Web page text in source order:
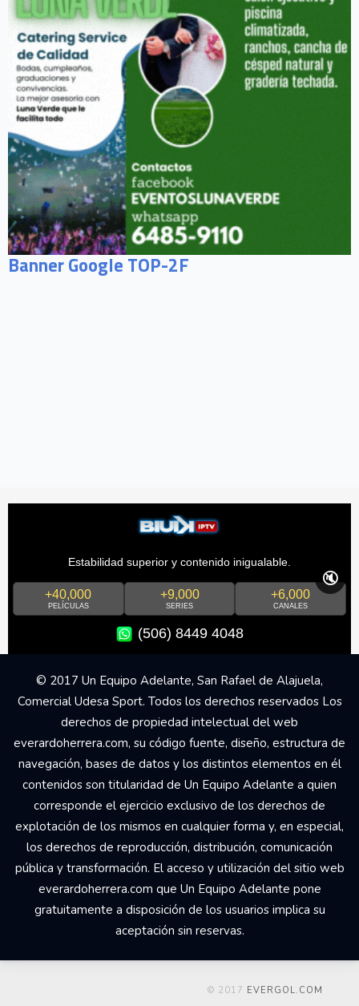
Banner Google TOP-2F
Estabilidad superior y contenido inigualable.
+40,000
PELÍCULAS
+9,000
SERIES
+6,000
CANALES
(506) 8449 4048
🔇
© 2017 Un Equipo Adelante, San Rafael de Alajuela,
Comercial Udesa Sport. Todos los derechos reservados Los
derechos de propiedad intelectual del web
everardoherrera.com, su código fuente, diseño, estructura de
navegación, bases de datos y los distintos elementos en él
contenidos son titularidad de Un Equipo Adelante a quien
corresponde el ejercicio exclusivo de los derechos de
explotación de los mismos en cualquier forma y, en especial,
los derechos de reproducción, distribución, comunicación
pública y transformación. El acceso y utilización del sitio web
everardoherrera.com que Un Equipo Adelante pone
gratuitamente a disposición de los usuarios implica su
aceptación sin reservas.
© 2017 EVERGOL.COM